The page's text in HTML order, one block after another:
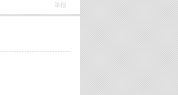
举报